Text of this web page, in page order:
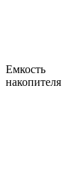
Емкость
накопителя